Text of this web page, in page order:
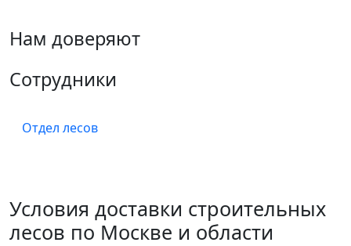
Нам доверяют
Сотрудники
Отдел лесов
Условия доставки строительных
лесов по Москве и области